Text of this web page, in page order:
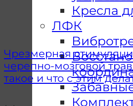
Кресла
ЛФК
Чрезмерная
черепно-мозговой
такое и что с этим